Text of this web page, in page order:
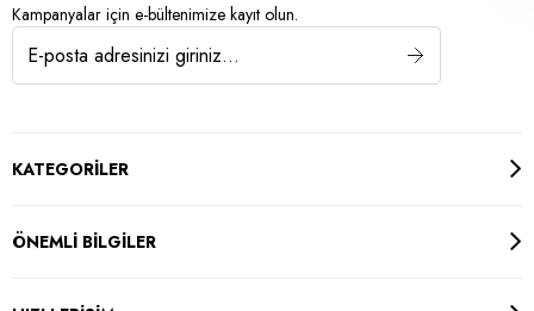
Kampanyalar için e-bültenimize kayıt olun.
KATEGORİLER
ÖNEMLİ BİLGİLER